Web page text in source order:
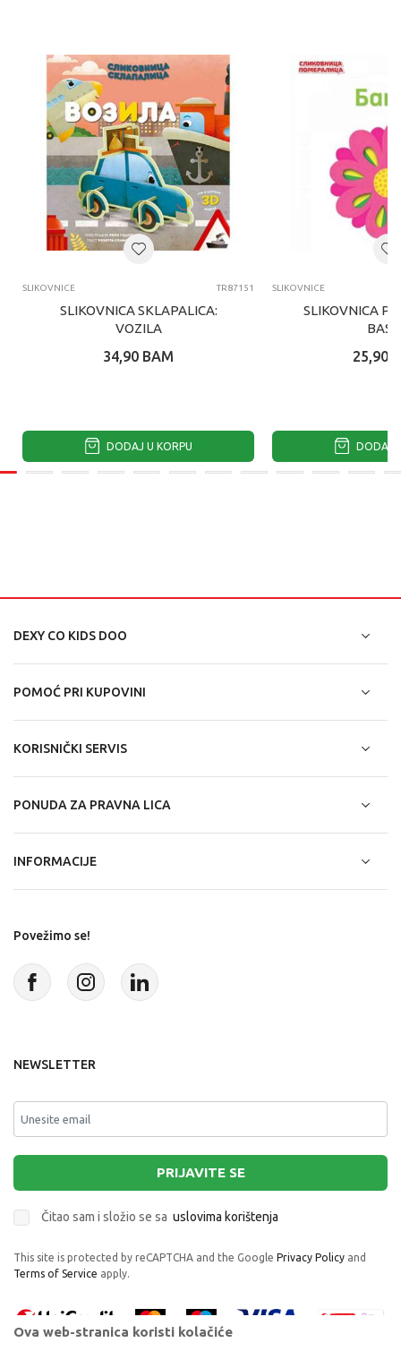
SLIKOVNICE TR87151
SLIKOVNICA SKLAPALICA:
VOZILA
34,90 BAM
DODAJ U KORPU
SLIKOVNICE
SLIKOVNICA
25,90
DODAJ
DEXY CO KIDS DOO
POMOĆ PRI KUPOVINI
KORISNIČKI SERVIS
PONUDA ZA PRAVNA LICA
INFORMACIJE
Povežimo se!
NEWSLETTER
PRIJAVITE SE
Čitao sam i složio se sa uslovima korištenja
This site is protected by reCAPTCHA and the Google Privacy Policy and
Terms of Service apply.
Ova web-stranica koristi kolačiće